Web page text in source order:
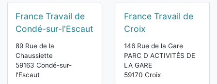
France Travail de
Condé-sur-l'Escaut
89 Rue de la
Chaussiette
59163 Condé-sur-
l'Escaut
France Travail de
Croix
146 Rue de la Gare
PARC D ACTIVITÉS DE
LA GARE
59170 Croix